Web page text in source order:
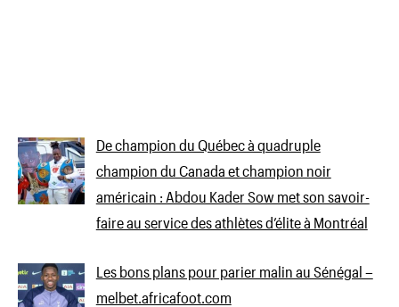
De champion du Québec à quadruple
champion du Canada et champion noir
américain : Abdou Kader Sow met son savoir-
faire au service des athlètes d’élite à Montréal
Les bons plans pour parier malin au Sénégal –
melbet.africafoot.com